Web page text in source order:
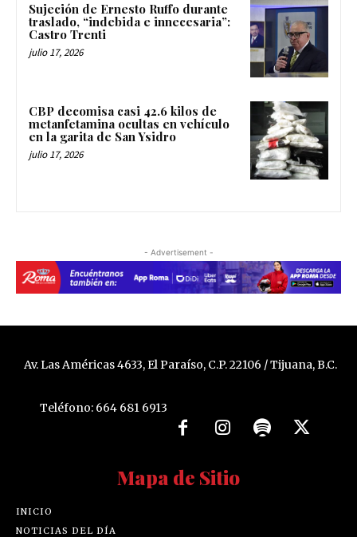
Sujeción de Ernesto Ruffo durante
traslado, “indebida e innecesaria”:
Castro Trenti
julio 17, 2026
CBP decomisa casi 42.6 kilos de
metanfetamina ocultas en vehículo
en la garita de San Ysidro
julio 17, 2026
- Advertisement -
Av. Las Américas 4633, El Paraíso, C.P. 22106 / Tijuana, B.C.
Teléfono: 664 681 6913
Mapa de Sitio
INICIO
NOTICIAS DEL DÍA